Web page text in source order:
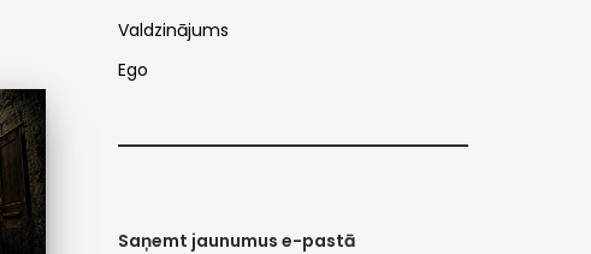
Valdzinājums
Ego
Saņemt jaunumus e-pastā